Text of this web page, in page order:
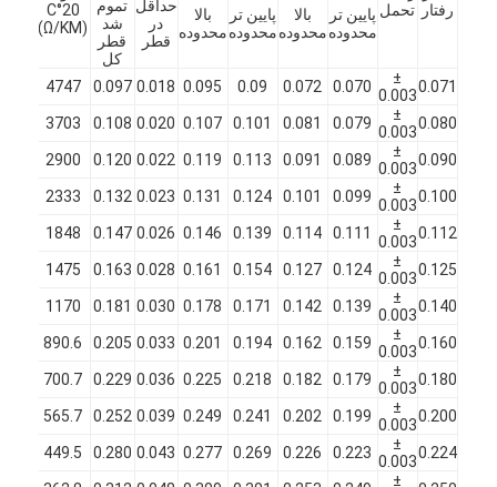
بازدید از کارخانه
کنترل کیفیت
با ما تماس بگیرید
اخبار
پرونده ها
درخواست قیمت
سیم مس گرد معلق
سیم سیم پیچ مسی میناکاری شده
رفتار
تحمل
20°C
(Ω/KM)
پایین تر
محدوده
بالا
محدوده
پایین تر
محدوده
بالا
محدوده
حداقل
در
قطر
تموم
شد
قطر
کل
0.071
±
0.003
0.070
0.072
0.09
0.095
0.018
0.097
4747
0.080
±
0.003
0.079
0.081
0.101
0.107
0.020
0.108
3703
0.090
±
0.003
0.089
0.091
0.113
0.119
0.022
0.120
2900
0.100
±
0.003
0.099
0.101
0.124
0.131
0.023
0.132
2333
0.112
±
0.003
0.111
0.114
0.139
0.146
0.026
0.147
1848
0.125
±
0.003
0.124
0.127
0.154
0.161
0.028
0.163
1475
0.140
±
0.003
0.139
0.142
0.171
0.178
0.030
0.181
1170
0.160
±
0.003
0.159
0.162
0.194
0.201
0.033
0.205
890.6
0.180
±
0.003
0.179
0.182
0.218
0.225
0.036
0.229
700.7
0.200
±
0.003
0.199
0.202
0.241
0.249
0.039
0.252
565.7
0.224
±
0.003
0.223
0.226
0.269
0.277
0.043
0.280
449.5
±